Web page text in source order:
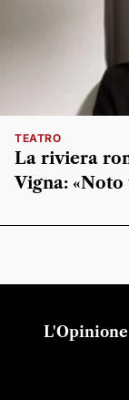
TEATRO
La riviera
Vigna: «Noto
L'Opinione